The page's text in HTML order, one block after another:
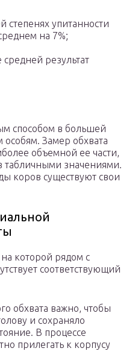
степенях упитанности
на 7%;
результат
способом в большей
Замер обхвата
объемной ее части,
табличными значениями.
коров существуют свои
которой рядом с
соответствующий
обхвата важно, чтобы
и сохраняло
В процессе
прилегать к корпусу